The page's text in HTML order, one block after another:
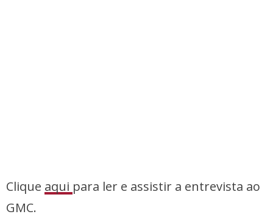
Clique aqui para ler e assistir a entrevista ao
GMC.